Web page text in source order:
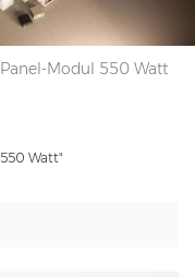
Panel-Modul 550 Watt
Watt"